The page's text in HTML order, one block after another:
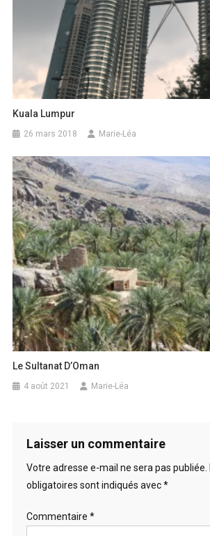
Kuala Lumpur
26 mars 2018 Marie-Léa
Le Sultanat D’Oman
4 août 2021 Marie-Léa
Laisser un commentaire
Votre adresse e-mail ne sera pas publiée.
obligatoires sont indiqués avec*
Commentaire *